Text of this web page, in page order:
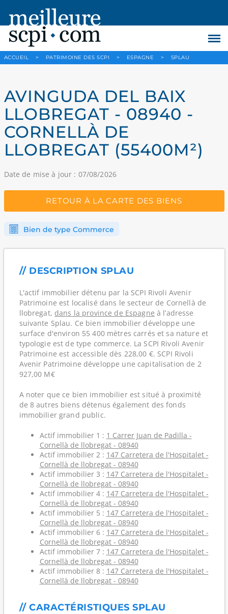
ACCUEIL > PATRIMOINE DES SCPI > ESPAGNE > SPLAU
AVINGUDA DEL BAIX
LLOBREGAT - 08940 -
CORNELLÀ DE
LLOBREGAT (55400M²)
Date de mise à jour : 07/08/2026
RETOUR À LA CARTE DES BIENS
Bien de type Commerce
// DESCRIPTION SPLAU
L'actif immobilier détenu par la SCPI Rivoli Avenir
Patrimoine est localisé dans le secteur de Cornellà de
llobregat, dans la province de Espagne à l’adresse
suivante Splau. Ce bien immobilier développe une
surface d'environ 55 400 mètres carrés et sa nature et
typologie est de type commerce. La SCPI Rivoli Avenir
Patrimoine est accessible dès 228,00 €. SCPI Rivoli
Avenir Patrimoine développe une capitalisation de 2
927,00 M€
A noter que ce bien immobilier est situé à proximité
de 8 autres biens détenus également des fonds
immobilier grand public.
Actif immobilier 1 : 1 Carrer Juan de Padilla -
Cornellà de llobregat - 08940
Actif immobilier 2 : 147 Carretera de l'Hospitalet -
Cornellà de llobregat - 08940
Actif immobilier 3 : 147 Carretera de l'Hospitalet -
Cornellà de llobregat - 08940
Actif immobilier 4 : 147 Carretera de l'Hospitalet -
Cornellà de llobregat - 08940
Actif immobilier 5 : 147 Carretera de l'Hospitalet -
Cornellà de llobregat - 08940
Actif immobilier 6 : 147 Carretera de l'Hospitalet -
Cornellà de llobregat - 08940
Actif immobilier 7 : 147 Carretera de l'Hospitalet -
Cornellà de llobregat - 08940
Actif immobilier 8 : 147 Carretera de l'Hospitalet -
Cornellà de llobregat - 08940
// CARACTÉRISTIQUES SPLAU